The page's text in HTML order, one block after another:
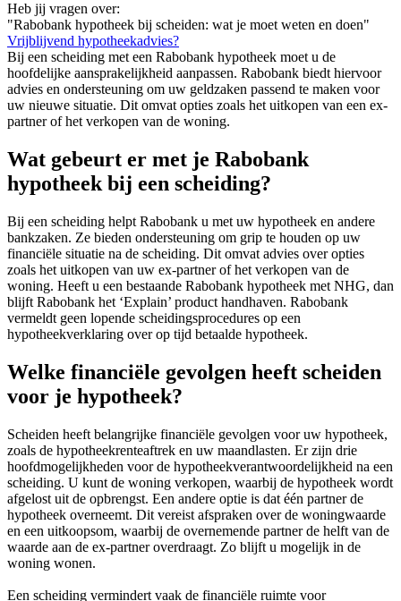
Heb jij vragen over:
"Rabobank hypotheek bij scheiden: wat je moet weten en doen"
Vrijblijvend hypotheekadvies?
Bij een scheiding met een Rabobank hypotheek moet u de
hoofdelijke aansprakelijkheid aanpassen. Rabobank biedt hiervoor
advies en ondersteuning om uw geldzaken passend te maken voor
uw nieuwe situatie. Dit omvat opties zoals het uitkopen van een ex-
partner of het verkopen van de woning.
Wat gebeurt er met je Rabobank
hypotheek bij een scheiding?
Bij een scheiding helpt Rabobank u met uw hypotheek en andere
bankzaken. Ze bieden ondersteuning om grip te houden op uw
financiële situatie na de scheiding. Dit omvat advies over opties
zoals het uitkopen van uw ex-partner of het verkopen van de
woning. Heeft u een bestaande Rabobank hypotheek met NHG, dan
blijft Rabobank het ‘Explain’ product handhaven. Rabobank
vermeldt geen lopende scheidingsprocedures op een
hypotheekverklaring over op tijd betaalde hypotheek.
Welke financiële gevolgen heeft scheiden
voor je hypotheek?
Scheiden heeft belangrijke financiële gevolgen voor uw hypotheek,
zoals de hypotheekrenteaftrek en uw maandlasten. Er zijn drie
hoofdmogelijkheden voor de hypotheekverantwoordelijkheid na een
scheiding. U kunt de woning verkopen, waarbij de hypotheek wordt
afgelost uit de opbrengst. Een andere optie is dat één partner de
hypotheek overneemt. Dit vereist afspraken over de woningwaarde
en een uitkoopsom, waarbij de overnemende partner de helft van de
waarde aan de ex-partner overdraagt. Zo blijft u mogelijk in de
woning wonen.
Een scheiding vermindert vaak de financiële ruimte voor